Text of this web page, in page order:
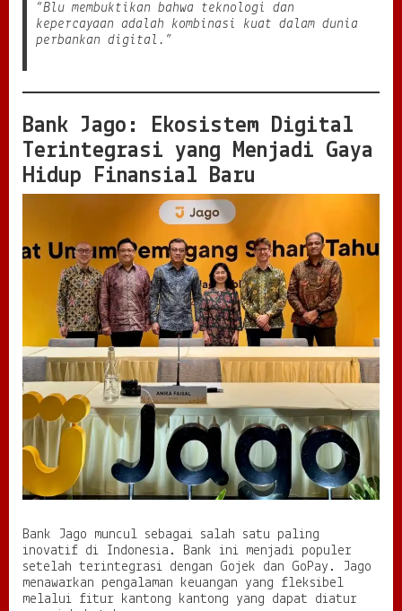
“Blu membuktikan bahwa teknologi dan
kepercayaan adalah kombinasi kuat dalam dunia
perbankan digital.”
Bank Jago: Ekosistem Digital
Terintegrasi yang Menjadi Gaya
Hidup Finansial Baru
Bank Jago muncul sebagai salah satu paling
inovatif di Indonesia. Bank ini menjadi populer
setelah terintegrasi dengan Gojek dan GoPay. Jago
menawarkan pengalaman keuangan yang fleksibel
melalui fitur kantong kantong yang dapat diatur